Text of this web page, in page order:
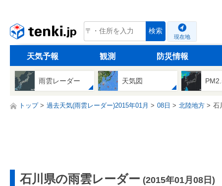
tenki.jp 検索
現在地
天気予報 観測 防災情報
雨雲レーダー 天気図
トップ 過去天気(雨雲レーダー)2015年01月 08日 北陸地方 石
石川県の雨雲レーダー (2015年01月08日)